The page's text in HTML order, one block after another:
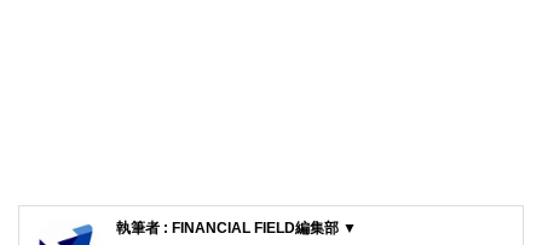
執筆者 : FINANCIAL FIELD編集部 ▼